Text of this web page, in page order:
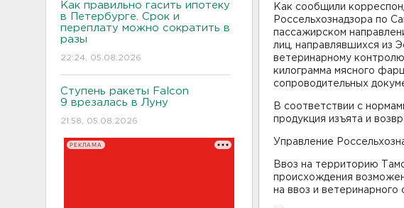
Как правильно гасить ипотеку
в Петербурге. Срок и
переплату можно сократить в
разы
22:24, 05.08.2026
Ступень ракеты Falcon
9 врезалась в Луну
21:58, 05.08.2026
РЕКЛАМА
Как сообщили
Россельхознадзора по
пассажирском
лиц, направлявшихся из
ветеринарному
килограмма мясного
сопроводительных
В соответствии с
продукция изъята и
Управление
Ввоз на территорию
происхождения
на ввоз и ветеринарного